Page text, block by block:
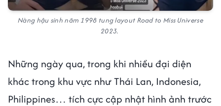
Nàng hậu sinh năm 1998 tung layout Road to Miss Universe
2023.
Những ngày qua, trong khi nhiều đại diện
khác trong khu vực như Thái Lan, Indonesia,
Philippines… tích cực cập nhật hình ảnh trước